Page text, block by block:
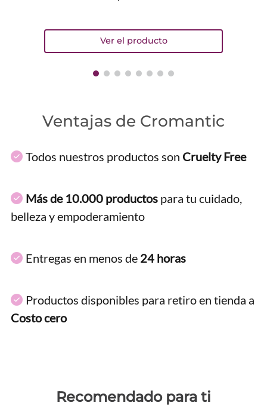
Ventajas de Cromantic
Todos nuestros productos son Cruelty Free
Más de 10.000 productos para tu cuidado,
belleza y empoderamiento
Entregas en menos de 24 horas
Productos disponibles para retiro en tienda a
Costo cero
Recomendado para ti